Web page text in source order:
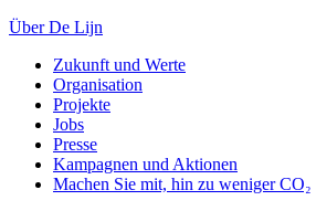
Über De Lijn
Zukunft und Werte
Organisation
Projekte
Jobs
Presse
Kampagnen und Aktionen
Machen Sie mit, hin zu weniger CO₂